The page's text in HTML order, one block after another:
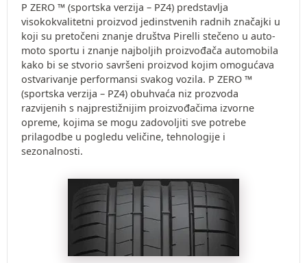
P ZERO ™ (sportska verzija – PZ4) predstavlja
visokokvalitetni proizvod jedinstvenih radnih značajki u
koji su pretočeni znanje društva Pirelli stečeno u auto-
moto sportu i znanje najboljih proizvođača automobila
kako bi se stvorio savršeni proizvod kojim omogućava
ostvarivanje performansi svakog vozila. P ZERO ™
(sportska verzija – PZ4) obuhvaća niz prozvoda
razvijenih s najprestižnijim proizvođačima izvorne
opreme, kojima se mogu zadovoljiti sve potrebe
prilagodbe u pogledu veličine, tehnologije i
sezonalnosti.